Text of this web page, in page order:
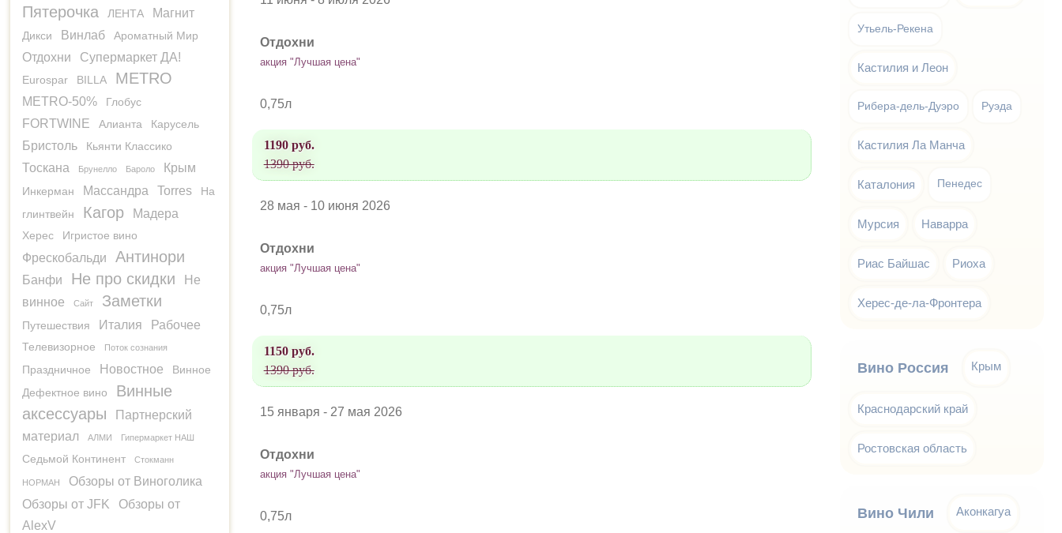
Отдохни
акция "Лучшая цена"
0,75л
1190 руб.
1390 руб.
28 мая - 10 июня 2026
Отдохни
акция "Лучшая цена"
0,75л
1150 руб.
1390 руб.
15 января - 27 мая 2026
Отдохни
акция "Лучшая цена"
0,75л
Пятерочка ЛЕНТА Магнит
Дикси Винлаб Ароматный Мир
Отдохни Супермаркет ДА!
Eurospar BILLA METRO
METRO-50% Глобус
FORTWINE Алианта Карусель
Бристоль Кьянти Классико
Тоскана Брунелло Бароло Крым
Инкерман Массандра Torres
На
глинтвейн
Кагор Мадера
Херес Игристое вино
Фрескобальди Антинори
Банфи Не про скидки
Не
винное
Сайт Заметки
Путешествия Италия Рабочее
Телевизорное Поток сознания
Праздничное Новостное
Винное
Дефектное вино
Винные
аксессуары
Партнерский
материал
АЛМИ Гипермаркет НАШ
Седьмой Континент Стокманн
НОРМАН
Обзоры от Виноголика
Обзоры от JFK
Обзоры от
AlexV
Утьель-Рекена
Кастилия и Леон
Рибера-дель-Дуэро Руэда
Кастилия Ла Манча
Каталония Пенедес
Мурсия Наварра
Риас Байшас Риоха
Херес-де-ла-Фронтера
Вино Россия Крым
Краснодарский край
Ростовская область
Вино Чили Аконкагуа